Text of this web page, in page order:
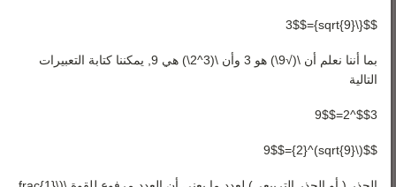
$${\sqrt{9}}=3$$
بما أننا نعلم أن \(√9\) هو 3 وأن \(3^2\) هي 9, يمكننا كتابة التعبيرات
التالية
$$3^2=9$$
$$(\sqrt{9})^{2}=9$$